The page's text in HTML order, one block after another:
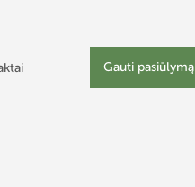
Gauti pasiūlymą